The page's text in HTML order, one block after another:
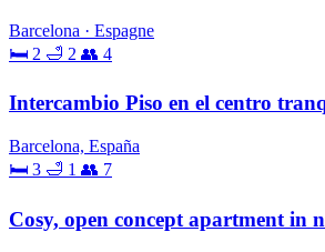
Barcelona · Espagne
🛏 2 🛁 2 👥 4
Intercambio Piso en el centro
Barcelona, España
🛏 3 🛁 1 👥 7
Cosy, open concept apartment in